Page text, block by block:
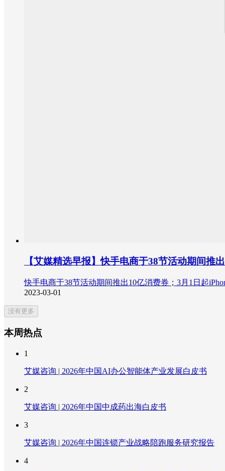
【艾媒精选早报】快手电商于38节活动期间推
快手电商于38节活动期间推出10亿消费券；3月1日起
2023-03-01
没有更多
本周热点
1
艾媒咨询 | 2026年中国AI办公智能体产业发展白皮书
2
艾媒咨询 | 2026年中国中成药出海白皮书
3
艾媒咨询 | 2026年中国连锁产业战略陪跑服务研究报告
4